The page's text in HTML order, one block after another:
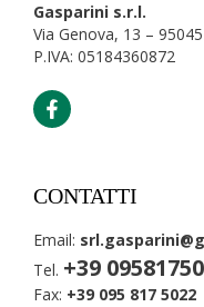
Gasparini s.r.l.
Via Genova, 13 –
P.IVA: 05184360872
CONTATTI
Email:
Tel. +39
Fax: +39 095 817 5022